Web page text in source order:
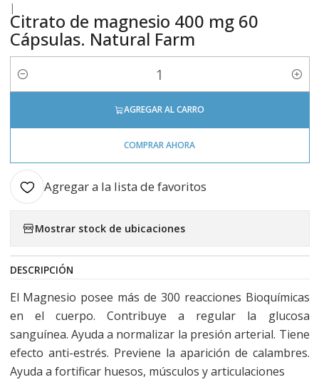
|
Citrato de magnesio 400 mg 60
Cápsulas. Natural Farm
Cantidad
AGREGAR AL CARRO
COMPRAR AHORA
Agregar a la lista de favoritos
Mostrar stock de ubicaciones
DESCRIPCIÓN
El Magnesio posee más de 300 reacciones Bioquímicas
en el cuerpo. Contribuye a regular la glucosa
sanguínea. Ayuda a normalizar la presión arterial. Tiene
efecto anti-estrés. Previene la aparición de calambres.
Ayuda a fortificar huesos, músculos y articulaciones